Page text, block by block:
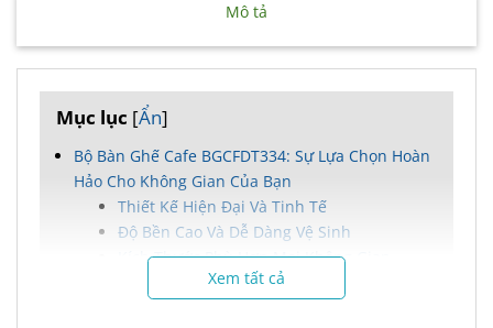
Mô tả
Mục lục [Ẩn]
Bộ Bàn Ghế Cafe BGCFDT334: Sự Lựa Chọn Hoàn
Hảo Cho Không Gian Của Bạn
Thiết Kế Hiện Đại Và Tinh Tế
Độ Bền Cao Và Dễ Dàng Vệ Sinh
Kích Thước Phù Hợp Mọi Không Gian
Nguyên Vật Liệu Cao Cấp
Xem tất cả